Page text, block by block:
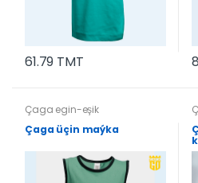
61.79 TMT
Çaga egin-eşik
Çaga üçin maýka